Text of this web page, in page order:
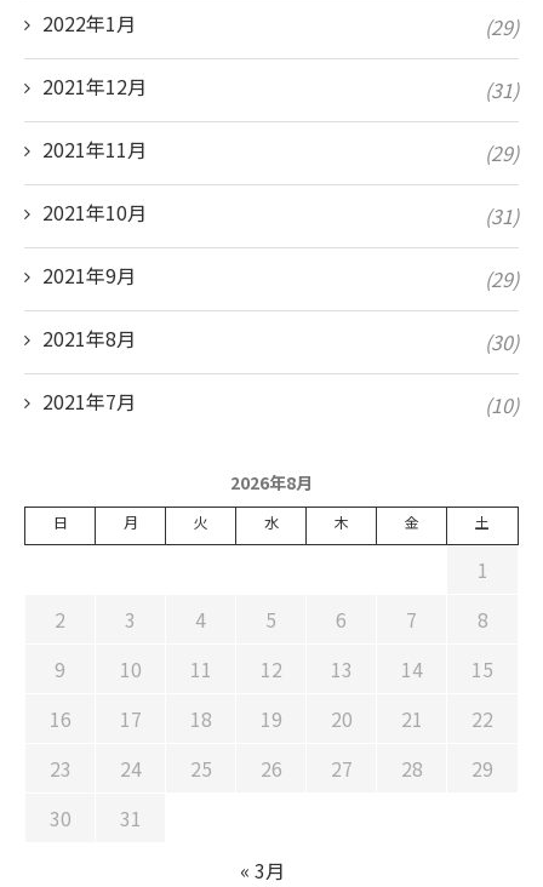
2022年1月 (29)
2021年12月 (31)
2021年11月 (29)
2021年10月 (31)
2021年9月 (29)
2021年8月 (30)
2021年7月 (10)
2026年8月
日 月 火 水 木 金 土
1
2
3 4 5 6 7
8
9
10 11 12 13 14
15
16
17 18 19 20 21
22
23
24 25 26 27 28
29
30
31
« 3月